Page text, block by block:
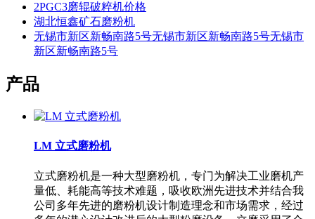
2PGC3磨辊破粹机价格
湖北恒鑫矿石磨粉机
无锡市新区新畅南路5号无锡市新区新畅南路5号无锡市
新区新畅南路5号
产品
LM 立式磨粉机
立式磨粉机是一种大型磨粉机，专门为解决工业磨机产
量低、耗能高等技术难题，吸收欧洲先进技术并结合我
公司多年先进的磨粉机设计制造理念和市场需求，经过